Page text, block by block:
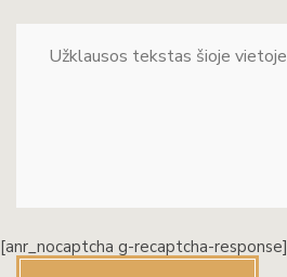
[anr_nocaptcha g-recaptcha-response]